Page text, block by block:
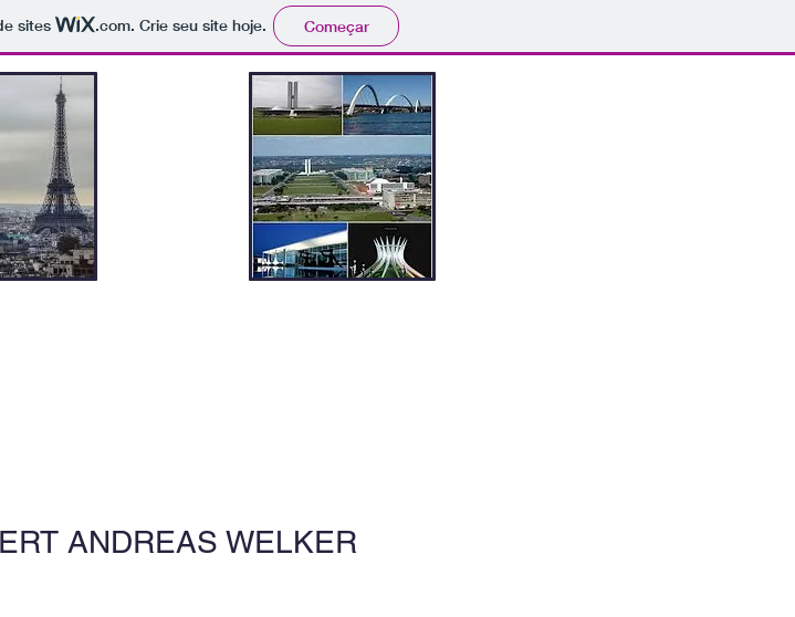
sites .com. Crie seu site hoje. Começar
ANDREAS WELKER